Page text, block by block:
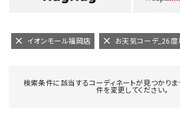
イオンモール福岡店 お天気コーデ_26度
検索条件に該当するコーディネートが見つかりま
件を変更してください。